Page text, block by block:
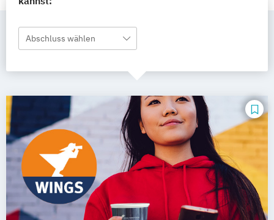
Abschluss wählen